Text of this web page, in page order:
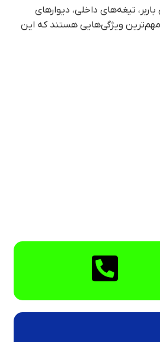
تیغه‌های داخلی، دیوارهای
مهم‌ترین ویژگی‌هایی هستند که این